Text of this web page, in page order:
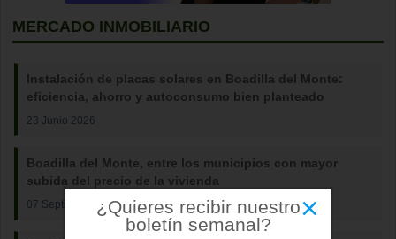
MERCADO INMOBILIARIO
Instalación de placas solares en Boadilla del Monte:
eficiencia, ahorro y autoconsumo bien planteado
23 Junio 2026
Boadilla del Monte, entre los municipios con mayor
subida del precio de la vivienda
07 Septiembre 2025 ×
¿Quieres recibir nuestro
boletín semanal?